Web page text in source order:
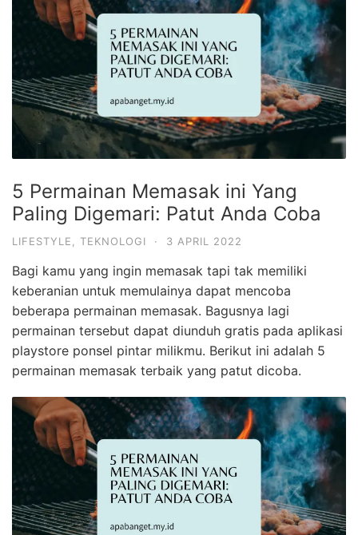
5 Permainan Memasak ini Yang
Paling Digemari: Patut Anda Coba
LIFESTYLE TEKNOLOGI · 3 APRIL 2022
Bagi kamu yang ingin memasak tapi tak memiliki
keberanian untuk memulainya dapat mencoba
beberapa permainan memasak. Bagusnya lagi
permainan tersebut dapat diunduh gratis pada aplikasi
playstore ponsel pintar milikmu. Berikut ini adalah 5
permainan memasak terbaik yang patut dicoba.